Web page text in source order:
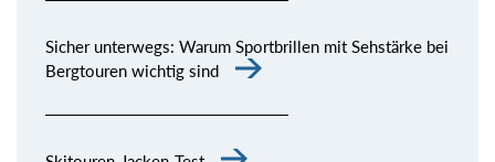
Sicher unterwegs: Warum Sportbrillen mit Sehstärke bei
Bergtouren wichtig sind